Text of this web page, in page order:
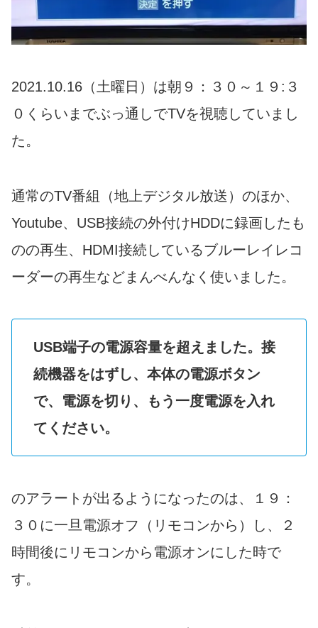
2021.10.16（土曜日）は朝９：３０～１９:３
０くらいまでぶっ通しでTVを視聴していまし
た。
通常のTV番組（地上デジタル放送）のほか、
Youtube、USB接続の外付けHDDに録画したも
のの再生、HDMI接続しているブルーレイレコ
ーダーの再生などまんべんなく使いました。
USB端子の電源容量を超えました。接
続機器をはずし、本体の電源ボタン
で、電源を切り、もう一度電源を入れ
てください。
のアラートが出るようになったのは、１９：
３０に一旦電源オフ（リモコンから）し、２
時間後にリモコンから電源オンにした時で
す。